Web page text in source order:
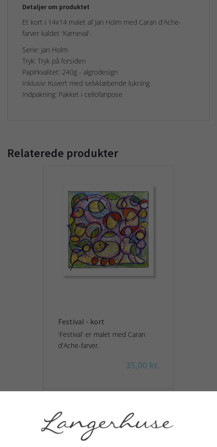
Detaljer om produktet
Et kort i 14x14 malet af Jan Holm med Caran d'Ache-
farver kaldet 'Karneval'.
Serie: Jan Holm
Tryk: Tryk på forsiden
Papirkvalitet: 240g - algrodesign
Inklusiv: Kuvert med selvklæbende lukning
Indpakning: Pakket i cellofanpose
Relaterede produkter
Festival - kort
'Festival' er malet med Caran
d'Ache-farver.
35,00 kr.